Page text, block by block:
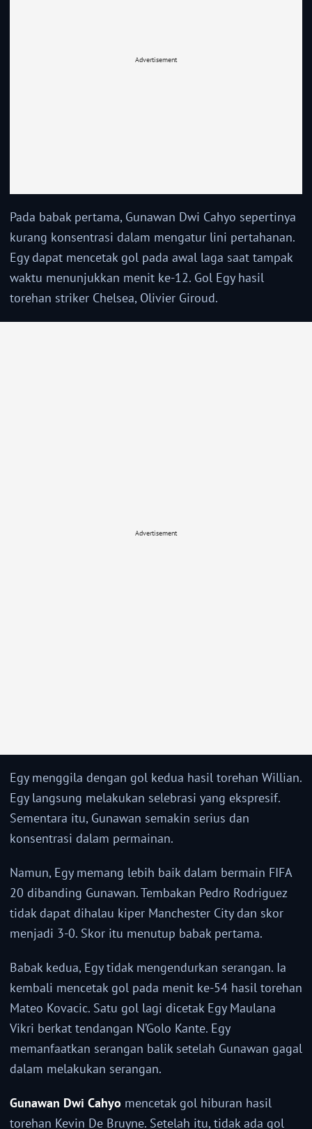
Advertisement
Pada babak pertama, Gunawan Dwi Cahyo sepertinya
kurang konsentrasi dalam mengatur lini pertahanan.
Egy dapat mencetak gol pada awal laga saat tampak
waktu menunjukkan menit ke-12. Gol Egy hasil
torehan striker Chelsea, Olivier Giroud.
Advertisement
Egy menggila dengan gol kedua hasil torehan Willian.
Egy langsung melakukan selebrasi yang ekspresif.
Sementara itu, Gunawan semakin serius dan
konsentrasi dalam permainan.
Namun, Egy memang lebih baik dalam bermain FIFA
20 dibanding Gunawan. Tembakan Pedro Rodriguez
tidak dapat dihalau kiper Manchester City dan skor
menjadi 3-0. Skor itu menutup babak pertama.
Babak kedua, Egy tidak mengendurkan serangan. Ia
kembali mencetak gol pada menit ke-54 hasil torehan
Mateo Kovacic. Satu gol lagi dicetak Egy Maulana
Vikri berkat tendangan N’Golo Kante. Egy
memanfaatkan serangan balik setelah Gunawan gagal
dalam melakukan serangan.
Gunawan Dwi Cahyo mencetak gol hiburan hasil
torehan Kevin De Bruyne. Setelah itu, tidak ada gol